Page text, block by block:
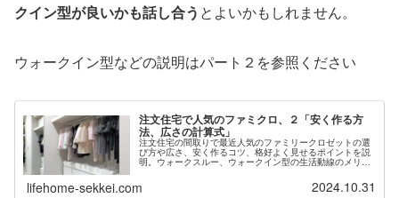
クイン型が良いかも話し合う とよいかもしれません。
ウォークイン型などの説明はパート２を参照ください
注文住宅で人気のファミクロ、２「安く作る方
法、広さの計算式」
注文住宅の間取りで最近人気のファミリークロゼットの選
び方や広さ、安く作るコツ、格好よく見せるポイントを説
明。ウォークスルー、ウォークイン型の生活動線のメリッ
トデメリットを実例図で解説。収納量や広さの計算式も図
面で説明。ハウスメーカー工務店の安価の可動棚や製作家
具の依頼の仕方も。一戸建ての悩みは北海道札幌の設計士
lifehome-sekkei.com 2024.10.31